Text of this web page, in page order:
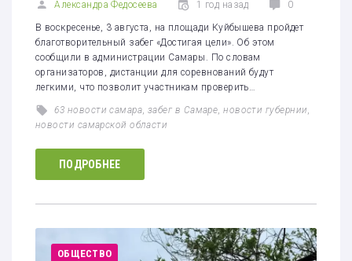
Александра Федосеева 1 год назад 0
В воскресенье, 3 августа, на площади Куйбышева пройдет
благотворительный забег «Достигая цели». Об этом
сообщили в администрации Самары. По словам
организаторов, дистанции для соревнований будут
легкими, что позволит участникам проверить…
63 новости самара,забег в Самаре,новости губернии,
новости самарской области
ПОДРОБНЕЕ
ОБЩЕСТВО